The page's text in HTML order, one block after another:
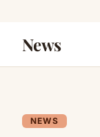
News
NEWS